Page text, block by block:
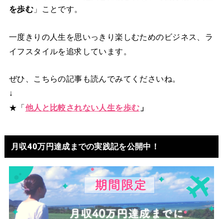
を歩む 」ことです。
一度きりの人生を思いっきり楽しむためのビジネス、ラ
イフスタイルを追求しています。
ぜひ、こちらの記事も読んでみてくださいね。
↓
★「他人と比較されない人生を歩む 」
月収40万円達成までの実践記を公開中！